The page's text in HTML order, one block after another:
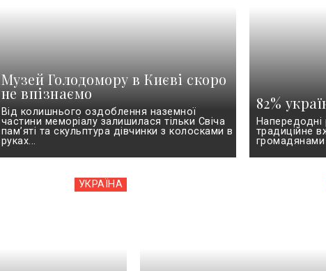
Музей Голодомору в Києві скоро
не впізнаємо
Від колишнього оздоблення наземної
частини меморіалу залишилася тільки Свіча
пам’яті та скульптура дівчинки з колосками в
руках...
82%
Напередодні
традиційне
громадянами
УКРАЇНА